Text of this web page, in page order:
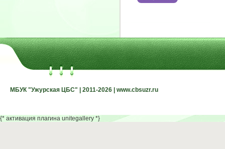
МБУК "Ужурская ЦБС" | 2011-2026 | www.cbsuzr.ru
МБУК "Ужурская ЦБС" | 2011-2026 | www.cbsuzr.ru
{* активация плагина unitegallery *}